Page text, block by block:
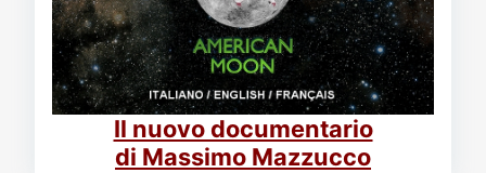
Il nuovo documentario
di Massimo Mazzucco